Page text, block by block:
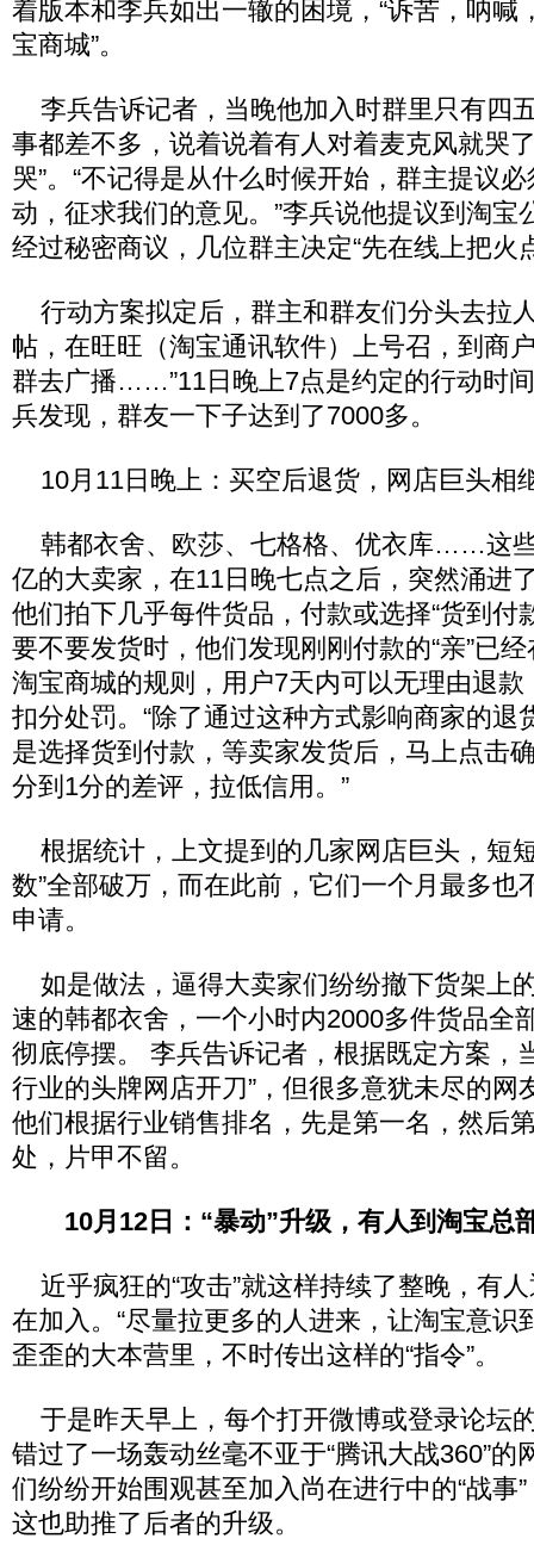
着版本和李兵如出一辙的困境，“诉苦，呐喊
宝商城”。
李兵告诉记者，当晚他加入时群里只有四
事都差不多，说着说着有人对着麦克风就哭
哭”。“不记得是从什么时候开始，群主提议
动，征求我们的意见。”李兵说他提议到淘宝
经过秘密商议，几位群主决定“先在线上把火
行动方案拟定后，群主和群友们分头去拉
帖，在旺旺（淘宝通讯软件）上号召，到商
群去广播……”11日晚上7点是约定的行动时
兵发现，群友一下子达到了7000多。
10月11日晚上：买空后退货，网店巨头相
韩都衣舍、欧莎、七格格、优衣库……这
亿的大卖家，在11日晚七点之后，突然涌进
他们拍下几乎每件货品，付款或选择“货到付
要不要发货时，他们发现刚刚付款的“亲”已经
淘宝商城的规则，用户7天内可以无理由退
扣分处罚。“除了通过这种方式影响商家的退
是选择货到付款，等卖家发货后，马上点击
分到1分的差评，拉低信用。”
根据统计，上文提到的几家网店巨头，短
数”全部破万，而在此前，它们一个月最多也
申请。
如是做法，逼得大卖家们纷纷撤下货架上
速的韩都衣舍，一个小时内2000多件货品全
彻底停摆。 李兵告诉记者，根据既定方案，
行业的头牌网店开刀”，但很多意犹未尽的网
他们根据行业销售排名，先是第一名，然
处，片甲不留。
10月12日：“暴动”升级，有人到淘宝总
近乎疯狂的“攻击”就这样持续了整晚，有
在加入。“尽量拉更多的人进来，让淘宝意识
歪歪的大本营里，不时传出这样的“指令”。
于是昨天早上，每个打开微博或登录论坛
错过了一场轰动丝毫不亚于“腾讯大战360”的
们纷纷开始围观甚至加入尚在进行中的“战事
这也助推了后者的升级。